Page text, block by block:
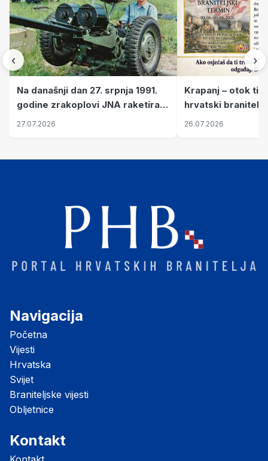
‹
Na današnji dan 27. srpnja 1991.
godine zrakoplovi JNA raketirali
su vojarnu i obučni centar "Nikola
27.07.2026
Krapanj – otok
hrvatski branitelji
pronalaze mir
26.07.2026
›
Navigacija
Početna
Vijesti
Hrvatska
Svijet
Braniteljske vijesti
Obljetnice
Kontakt